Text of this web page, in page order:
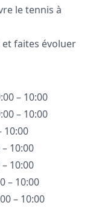
le tennis à
et faites évoluer
– 10:00
– 10:00
10:00
10:00
10:00
– 10:00
– 10:00